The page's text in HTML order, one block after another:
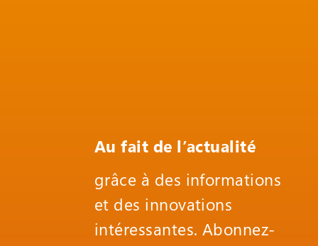
Au fait de l’actualité
grâce à des informations
et des innovations
intéressantes. Abonnez-